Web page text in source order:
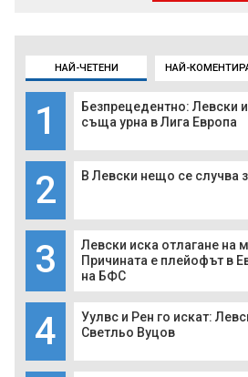
НАЙ-ЧЕТЕНИ НАЙ-
1
Безпрецедентно: Левски
съща урна в Лига Европа
2 В Левски нещо се случва
3
Левски иска отлагане на
Причината е плейофът в
на БФС
4
Уулвс и Рен го искат:
Светльо Вуцов